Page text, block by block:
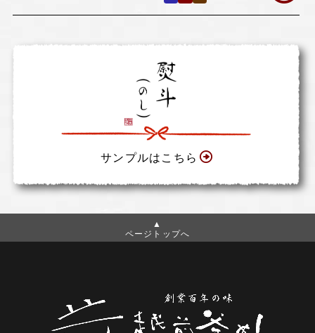
サンプルはこちら
ページトップへ